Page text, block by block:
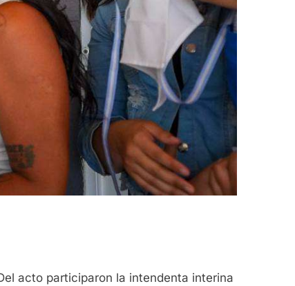
acto participaron la intendenta interina